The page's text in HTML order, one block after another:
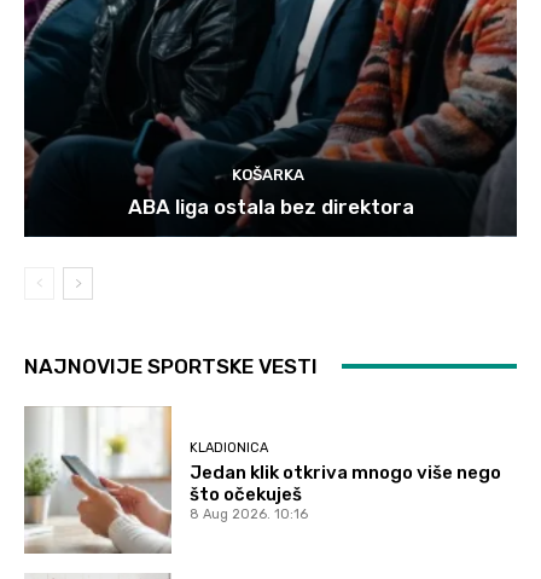
KOŠARKA
ABA liga ostala bez direktora
NAJNOVIJE SPORTSKE VESTI
KLADIONICA
Jedan klik otkriva mnogo više nego
što očekuješ
8 Aug 2026. 10:16